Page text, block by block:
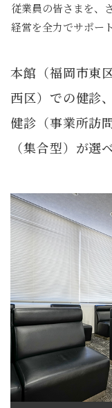
従業員の皆さまを、
経営を全力でサポー
本館（福岡市東
西区）での健診、
健診（事業所訪
（集合型）が選